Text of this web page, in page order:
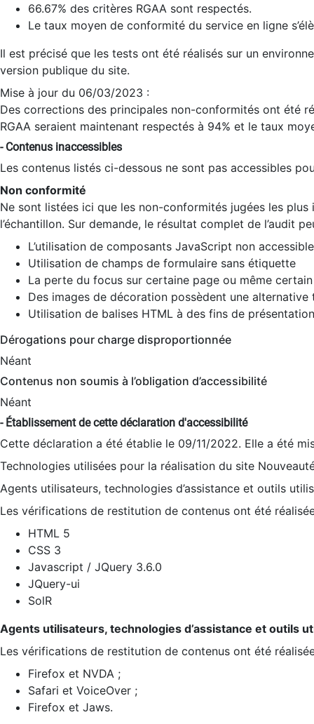
66.67% des critères RGAA sont respectés.
Le taux moyen de conformité du service en ligne
Il est précisé que les tests ont été réalisés sur un
version publique du site.
Mise à jour du 06/03/2023 :
Des corrections des principales non-conformités ont été
RGAA seraient maintenant respectés à 94% et le taux
- Contenus inaccessibles
Les contenus listés ci-dessous ne sont pas accessibles
Non conformité
Ne sont listées ici que les non-conformités jugées les
l’échantillon. Sur demande, le résultat complet de l’audit
L’utilisation de composants JavaScript non
Utilisation de champs de formulaire sans étiquette
La perte du focus sur certaine page ou même
Des images de décoration possèdent une alternative
Utilisation de balises HTML à des fins de
Dérogations pour charge disproportionnée
Néant
Contenus non soumis à l’obligation d’accessibilité
Néant
- Établissement de cette déclaration d'accessibilité
Cette déclaration a été établie le 09/11/2022. Elle a été
Technologies utilisées pour la réalisation du site
Agents utilisateurs, technologies d’assistance et outils
Les vérifications de restitution de contenus ont été
HTML 5
CSS 3
Javascript / JQuery 3.6.0
JQuery-ui
SolR
Agents utilisateurs, technologies d’assistance et outils
Les vérifications de restitution de contenus ont été
Firefox et NVDA ;
Safari et VoiceOver ;
Firefox et Jaws.